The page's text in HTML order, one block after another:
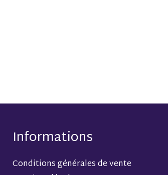
Informations
Conditions générales de vente